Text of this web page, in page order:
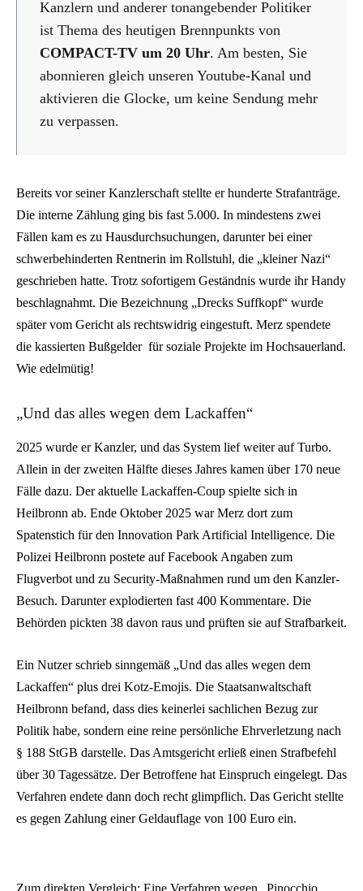
Kanzlern und anderer tonangebender Politiker
ist Thema des heutigen Brennpunkts von
COMPACT-TV um 20 Uhr. Am besten, Sie
abonnieren gleich unseren Youtube-Kanal und
aktivieren die Glocke, um keine Sendung mehr
zu verpassen.
Bereits vor seiner Kanzlerschaft stellte er hunderte Strafanträge.
Die interne Zählung ging bis fast 5.000. In mindestens zwei
Fällen kam es zu Hausdurchsuchungen, darunter bei einer
schwerbehinderten Rentnerin im Rollstuhl, die „kleiner Nazi“
geschrieben hatte. Trotz sofortigem Geständnis wurde ihr Handy
beschlagnahmt. Die Bezeichnung „Drecks Suffkopf“ wurde
später vom Gericht als rechtswidrig eingestuft. Merz spendete
die kassierten Bußgelder für soziale Projekte im Hochsauerland.
Wie edelmütig!
„Und das alles wegen dem Lackaffen“
2025 wurde er Kanzler, und das System lief weiter auf Turbo.
Allein in der zweiten Hälfte dieses Jahres kamen über 170 neue
Fälle dazu. Der aktuelle Lackaffen-Coup spielte sich in
Heilbronn ab. Ende Oktober 2025 war Merz dort zum
Spatenstich für den Innovation Park Artificial Intelligence. Die
Polizei Heilbronn postete auf Facebook Angaben zum
Flugverbot und zu Security-Maßnahmen rund um den Kanzler-
Besuch. Darunter explodierten fast 400 Kommentare. Die
Behörden pickten 38 davon raus und prüften sie auf Strafbarkeit.
Ein Nutzer schrieb sinngemäß „Und das alles wegen dem
Lackaffen“ plus drei Kotz-Emojis. Die Staatsanwaltschaft
Heilbronn befand, dass dies keinerlei sachlichen Bezug zur
Politik habe, sondern eine reine persönliche Ehrverletzung nach
§ 188 StGB darstelle. Das Amtsgericht erließ einen Strafbefehl
über 30 Tagessätze. Der Betroffene hat Einspruch eingelegt. Das
Verfahren endete dann doch recht glimpflich. Das Gericht stellte
es gegen Zahlung einer Geldauflage von 100 Euro ein.